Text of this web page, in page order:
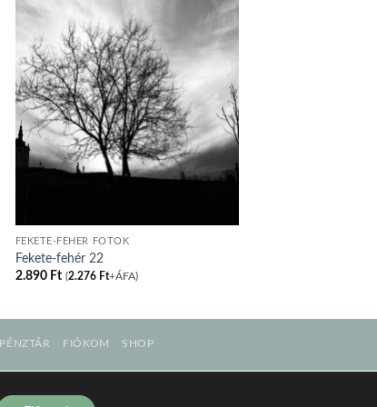
FEKETE-FEHÉR FOTÓK
Fekete-fehér 22
2.890 Ft (2.276 Ft+ÁFA)
PÉNZTÁR FIÓKOM SHOP